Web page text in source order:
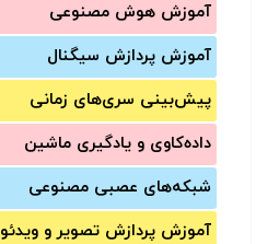
آموزش‌ هوش مصنوعی
آموزش‌ پردازش سیگنال
پیش‌‌بینی سری‌‌های زمانی
داده‌کاوی و یادگیری ماشین
شبکه‌های عصبی مصنوعی
آموزش‌ پردازش تصویر و ویدئو